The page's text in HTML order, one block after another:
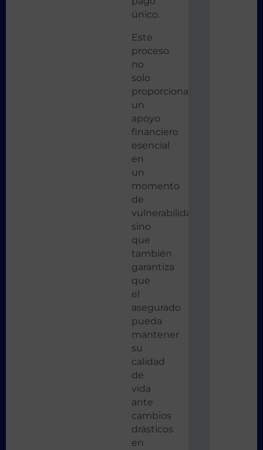
único.
Este
proceso
no
solo
proporciona
un
apoyo
financiero
esencial
en
un
momento
de
vulnerabilidad,
sino
que
también
garantiza
que
el
asegurado
pueda
mantener
su
calidad
de
vida
ante
cambios
drásticos
en